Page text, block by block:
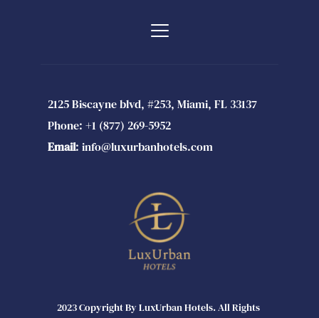
2023 Copyright By LuxUrban Hotels. All Rights
2125 Biscayne blvd, #253, Miami, FL 33137
Phone: +1 (877) 269-5952
Email: info@luxurbanhotels.com